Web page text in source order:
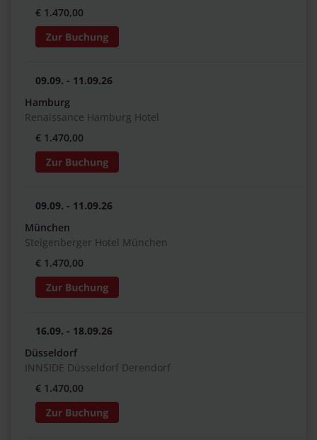
€ 1.470,00
09.09. - 11.09.26
Hamburg
Renaissance Hamburg Hotel
€ 1.470,00
09.09. - 11.09.26
München
Steigenberger Hotel München
€ 1.470,00
16.09. - 18.09.26
Düsseldorf
INNSIDE Düsseldorf Derendorf
€ 1.470,00